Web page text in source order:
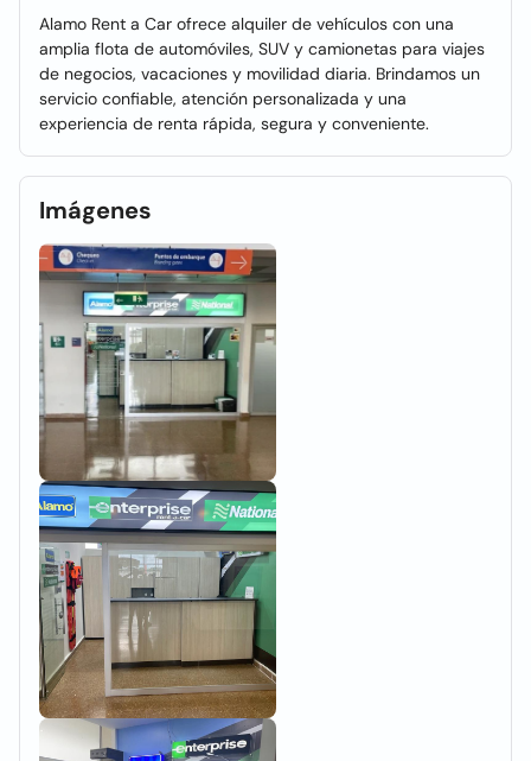
Alamo Rent a Car ofrece alquiler de vehículos con una
amplia flota de automóviles, SUV y camionetas para viajes
de negocios, vacaciones y movilidad diaria. Brindamos un
servicio confiable, atención personalizada y una
experiencia de renta rápida, segura y conveniente.
Imágenes